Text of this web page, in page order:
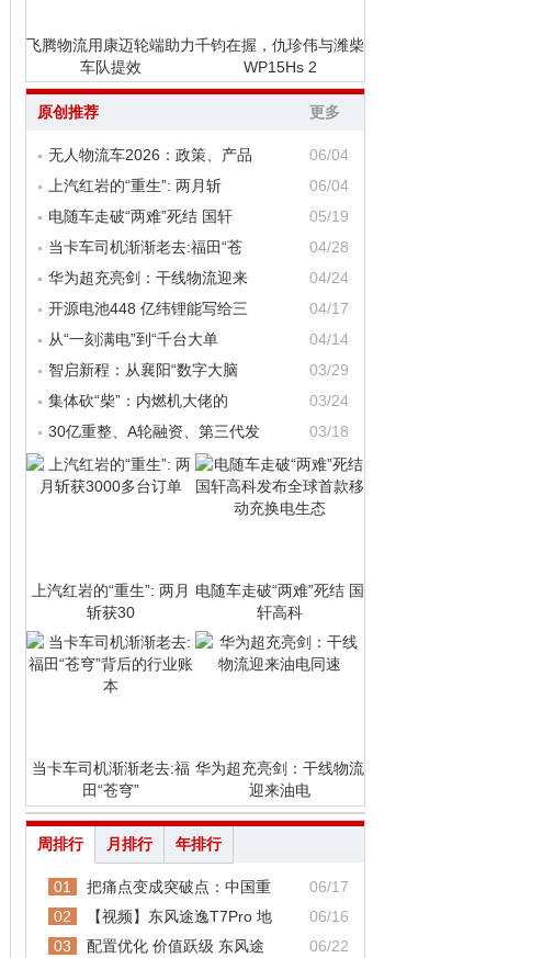
飞腾物流用康迈轮端助力
车队提效
千钧在握，仇珍伟与潍柴
WP15Hs 2
原创推荐 更多
无人物流车2026：政策、产品
06/04
上汽红岩的“重生”: 两月斩
06/04
电随车走破“两难”死结 国轩
05/19
当卡车司机渐渐老去:福田“苍
04/28
华为超充亮剑：干线物流迎来
04/24
开源电池448 亿纬锂能写给三
04/17
从“一刻满电”到“千台大单
04/14
智启新程：从襄阳“数字大脑
03/29
集体砍“柴”：内燃机大佬的
03/24
30亿重整、A轮融资、第三代发
03/18
上汽红岩的“重生”: 两月
斩获30
电随车走破“两难”死结 国
轩高科
当卡车司机渐渐老去:福
田“苍穹”
华为超充亮剑：干线物流
迎来油电
周排行 月排行 年排行
01 把痛点变成突破点：中国重
06/17
02
【视频】东风途逸T7Pro 地
06/16
03
配置优化 价值跃级 东风途
06/22